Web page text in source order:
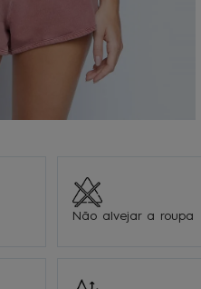
Não alvejar a roupa